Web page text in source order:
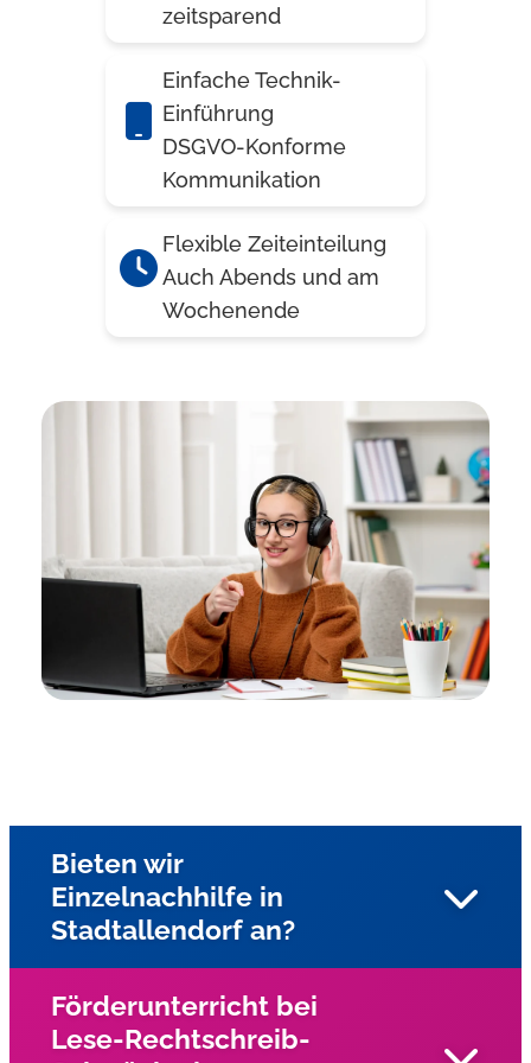
zeitsparend
Einfache Technik-
Einführung
DSGVO-Konforme
Kommunikation
Flexible Zeiteinteilung
Auch Abends und am
Wochenende
Bieten wir
Einzelnachhilfe in
Stadtallendorf an?
Unsere Nachhilfe wird als Einzelunterricht in
Förderunterricht bei
Lese-Rechtschreib-